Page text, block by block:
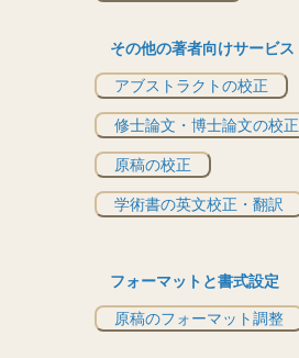
その他の著者向けサービス
アブストラクトの校正
修士論文・博士論文の校正
原稿の校正
学術書の英文校正・翻訳
フォーマットと書式設定
原稿のフォーマット調整